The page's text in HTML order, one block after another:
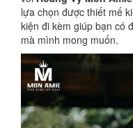
lựa chọn được thiết mế
kiện đi kèm giúp bạn có
mà mình mong muốn.